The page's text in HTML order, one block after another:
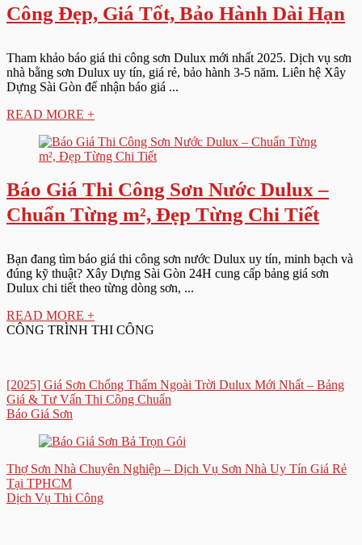
Công Đẹp, Giá Tốt, Bảo Hành Dài Hạn
Tham khảo báo giá thi công sơn Dulux mới nhất 2025. Dịch vụ sơn
nhà bằng sơn Dulux uy tín, giá rẻ, bảo hành 3-5 năm. Liên hệ Xây
Dựng Sài Gòn để nhận báo giá ...
READ MORE +
Báo Giá Thi Công Sơn Nước Dulux –
Chuẩn Từng m², Đẹp Từng Chi Tiết
Bạn đang tìm báo giá thi công sơn nước Dulux uy tín, minh bạch và
đúng kỹ thuật? Xây Dựng Sài Gòn 24H cung cấp bảng giá sơn
Dulux chi tiết theo từng dòng sơn, ...
READ MORE +
CÔNG TRÌNH THI CÔNG
[2025] Giá Sơn Chống Thấm Ngoài Trời Dulux Mới Nhất – Bảng
Giá & Tư Vấn Thi Công Chuẩn
Báo Giá Sơn
Thợ Sơn Nhà Chuyên Nghiệp – Dịch Vụ Sơn Nhà Uy Tín Giá Rẻ
Tại TPHCM
Dịch Vụ Thi Công